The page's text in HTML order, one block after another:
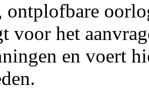
ontplofbare
voor het
en voert